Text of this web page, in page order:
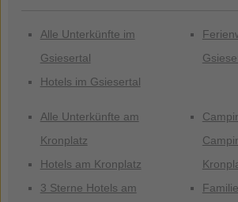
Alle Unterkünfte im
Gsiesertal
Hotels im Gsiesertal
Alle Unterkünfte am
Kronplatz
Hotels am Kronplatz
3 Sterne Hotels am